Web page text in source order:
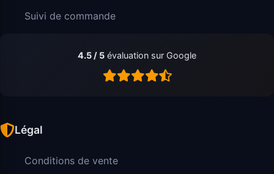
Suivi de commande
4.5 / 5 évaluation sur Google
Légal
Conditions de vente